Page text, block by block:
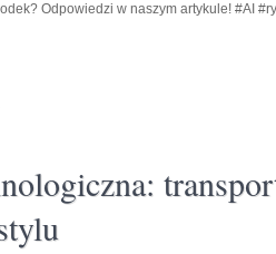
Odpowiedzi w naszym artykule! #AI